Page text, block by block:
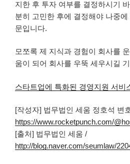
지한 후 투자 여부를 결정하시기
분히 고민한 후에 결정해야 나중
문입니다.
모쪼록 제 지식과 경험이 회사를
움이 되어 회사를 우뚝 세우시길
스타트업에 특화된 경영지원 서비
[작성자] 법무법인 세움 정호석 변
https://www.rocketpunch.com/
[출처] 법무법인 세움 /
http://blog.naver.com/seumlaw/